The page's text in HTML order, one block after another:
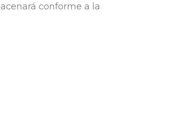
conforme a la